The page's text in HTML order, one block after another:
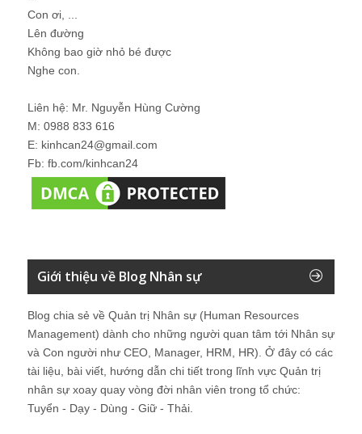
Con ơi, ...
Lên đường
Không bao giờ nhỏ bé được
Nghe con.
Liên hệ: Mr. Nguyễn Hùng Cường
M: 0988 833 616
E: kinhcan24@gmail.com
Fb: fb.com/kinhcan24
Giới thiệu về Blog Nhân sự
Blog chia sẻ về Quản trị Nhân sự (Human Resources
Management) dành cho những người quan tâm tới Nhân sự
và Con người như CEO, Manager, HRM, HR). Ở đây có các
tài liệu, bài viết, hướng dẫn chi tiết trong lĩnh vực Quản trị
nhân sự xoay quay vòng đời nhân viên trong tổ chức:
Tuyển - Dạy - Dùng - Giữ - Thải.